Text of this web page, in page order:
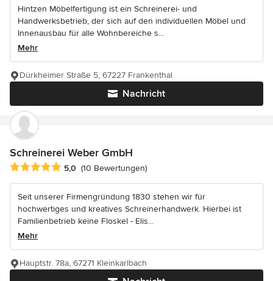
Hintzen Möbelfertigung ist ein Schreinerei- und
Handwerksbetrieb, der sich auf den individuellen Möbel und
Innenausbau für alle Wohnbereiche s...
Mehr
Nachricht
Dürkheimer Straße 5, 67227 Frankenthal
Schreinerei Weber GmbH
Durchschnittliche Bewertung: 5 von 5 Sternen
5,0 (10 Bewertungen)
Seit unserer Firmengründung 1830 stehen wir für
hochwertiges und kreatives Schreinerhandwerk. Hierbei ist
Familienbetrieb keine Floskel - Elis...
Mehr
Hauptstr. 78a, 67271 Kleinkarlbach